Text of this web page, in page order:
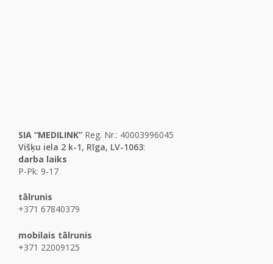
SIA “MEDILINK” Reg. Nr.: 40003996045
Višķu iela 2 k-1, Rīga, LV-1063:
darba laiks
P-Pk: 9-17
tālrunis
+371 67840379
mobilais tālrunis
+371 22009125